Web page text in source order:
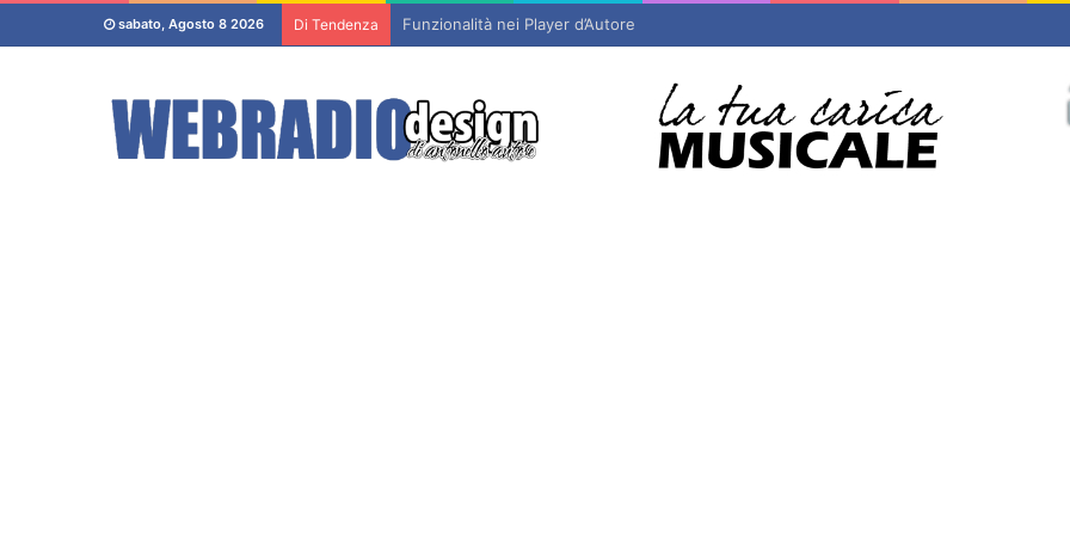
sabato, Agosto 8 2026 Di Tendenza Funzionalità nei Player d’Autore